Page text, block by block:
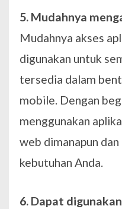
5. Mudahnya
Mudahnya akses
digunakan untuk
tersedia dalam
mobile. Dengan
menggunakan
web dimanapun dan
kebutuhan Anda.
6. Dapat